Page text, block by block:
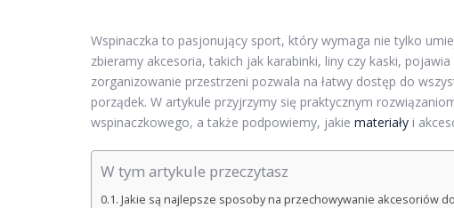
Wspinaczka to pasjonujący sport, który wymaga nie tylko
zbieramy akcesoria, takich jak karabinki, liny czy kaski,
zorganizowanie przestrzeni pozwala na łatwy dostęp do
porządek. W artykule przyjrzymy się praktycznym
wspinaczkowego, a także podpowiemy, jakie materiały i
W tym artykule przeczytasz
Jakie są najlepsze sposoby na przechowywanie akcesoriów